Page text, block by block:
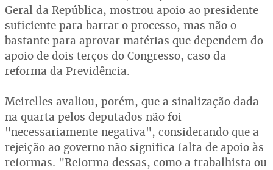
Geral da República, mostrou apoio ao presidente
suficiente para barrar o processo, mas não o
bastante para aprovar matérias que dependem do
apoio de dois terços do Congresso, caso da
reforma da Previdência.
Meirelles avaliou, porém, que a sinalização dada
na quarta pelos deputados não foi
"necessariamente negativa", considerando que a
rejeição ao governo não significa falta de apoio às
reformas. "Reforma dessas, como a trabalhista ou